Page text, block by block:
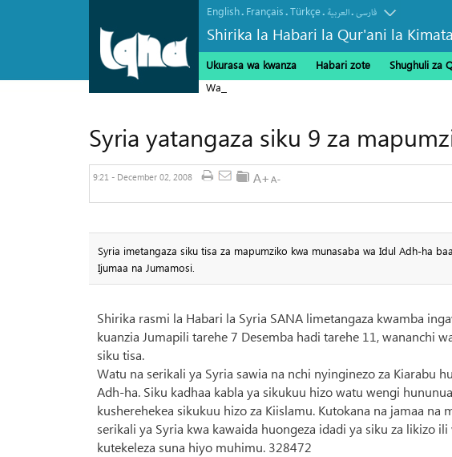
English. Français.Türkçe. العربیة.فارسی
Shirika la Habari la Qur'ani la
Ukurasa wa kwanza Habari zote Shughuli za
Wakenya 6,000 kushiriki katika Ibada ya Hija
Syria yatangaza siku 9 za
9:21 - December 02, 2008
Syria imetangaza siku tisa za mapumziko kwa munasaba wa Idul Adh-ha
Ijumaa na Jumamosi.
Shirika rasmi la Habari la Syria SANA limetangaza kwamba
kuanzia Jumapili tarehe 7 Desemba hadi tarehe 11, wananchi
siku tisa.
Watu na serikali ya Syria sawia na nchi nyinginezo za Kiarabu
Adh-ha. Siku kadhaa kabla ya sikukuu hizo watu wengi
kusherehekea sikukuu hizo za Kiislamu. Kutokana na jamaa
serikali ya Syria kwa kawaida huongeza idadi ya siku za likizo
kutekeleza suna hiyo muhimu. 328472